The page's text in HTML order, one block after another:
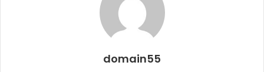
domain55